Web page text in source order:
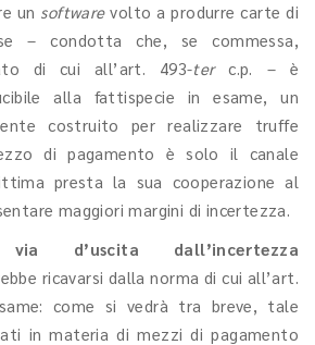
un softwarevolto a produrre carte di
– condotta che, se commessa,
di cui all’art. 493-terc.p. – è
alla fattispecie in esame, un
costruito per realizzare truffe
di pagamento è solo il canale
presta la sua cooperazione al
maggiori margini di incertezza.
d’uscita dall’incertezza
ricavarsi dalla norma di cui all’art.
come si vedrà tra breve, tale
in materia di mezzi di pagamento